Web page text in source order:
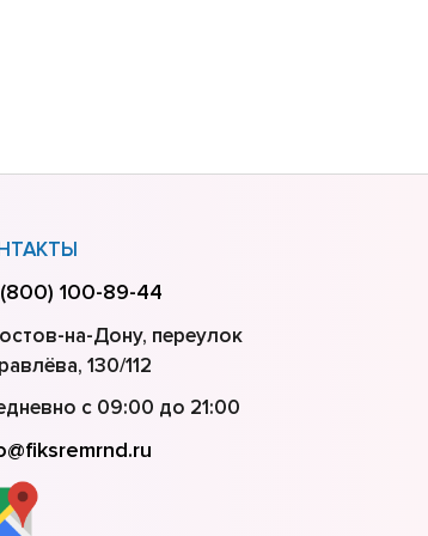
100-89-44
на-Дону, переулок
130/112
с 09:00 до 21:00